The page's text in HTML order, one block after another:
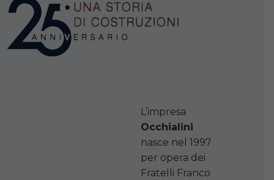
L’impresa
Occhialini
nasce nel 1997
per opera dei
Fratelli Franco